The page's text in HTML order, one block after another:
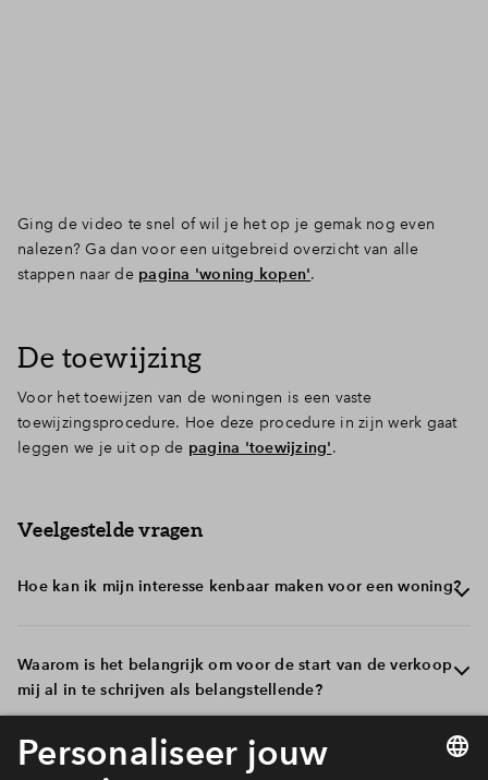
Ging de video te snel of wil je het op je gemak nog even
nalezen? Ga dan voor een uitgebreid overzicht van alle
stappen naar de pagina 'woning kopen'.
De toewijzing
Voor het toewijzen van de woningen is een vaste
toewijzingsprocedure. Hoe deze procedure in zijn werk gaat
leggen we je uit op de pagina 'toewijzing'.
Veelgestelde vragen
Hoe kan ik mijn interesse kenbaar maken voor een woning?
favoriete woningtype op de pagina Woningen of via de
aanmeldknop onderaan elke pagina (Let op: deze knop
verdwijnt als jij je hebt ingeschreven voor alle
beschikbare fases). Hierdoor blijf je op de hoogte van
updates en ontvang je informatie over de volgende
Waarom is het belangrijk om voor de start van de verkoop
mij al in te schrijven als belangstellende?
Door je tijdig in te schrijven als belangstellende ontvang
je als eerste updates over het project. Ook is de datum
Heeft de inschrijfdatum invloed op mijn kans op een